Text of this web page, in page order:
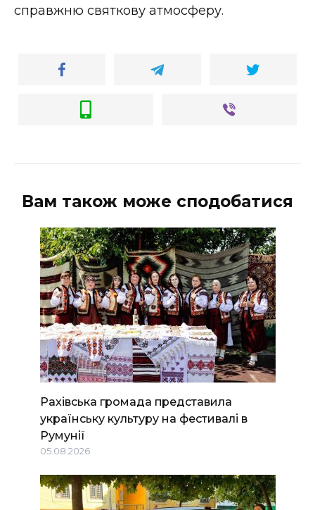
справжню святкову атмосферу.
Вам також може сподобатися
Рахівська громада представила
українську культуру на фестивалі в
Румунії
05.08.2026